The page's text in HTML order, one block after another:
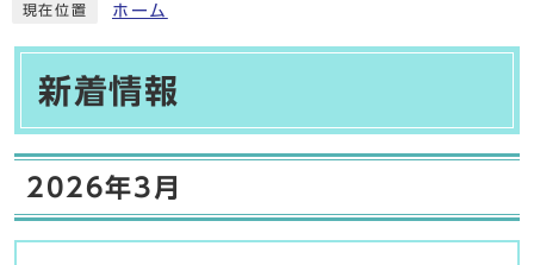
現在位置 ホーム
新着情報
2026年3月